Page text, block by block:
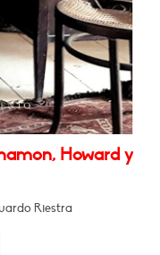
Howard y
Riestra